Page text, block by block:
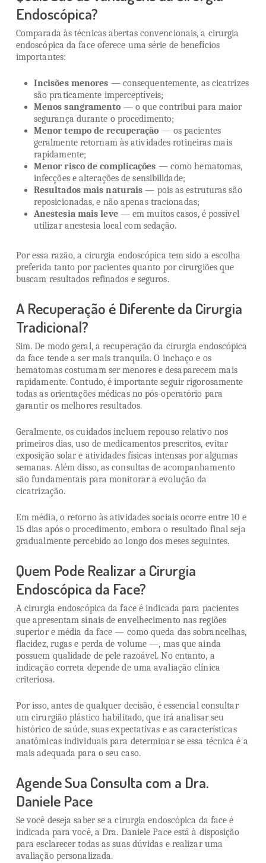
Endoscópica?
Comparada às técnicas abertas convencionais, a cirurgia
endoscópica da face oferece uma série de benefícios
importantes:
Incisões menores — consequentemente, as cicatrizes
são praticamente imperceptíveis;
Menos sangramento — o que contribui para maior
segurança durante o procedimento;
Menor tempo de recuperação — os pacientes
geralmente retornam às atividades rotineiras mais
rapidamente;
Menor risco de complicações — como hematomas,
infecções e alterações de sensibilidade;
Resultados mais naturais — pois as estruturas são
reposicionadas, e não apenas tracionadas;
Anestesia mais leve— em muitos casos, é possível
utilizar anestesia local com sedação.
Por essa razão, a cirurgia endoscópica tem sido a escolha
preferida tanto por pacientes quanto por cirurgiões que
buscam resultados refinados e seguros.
A Recuperação é Diferente da Cirurgia
Tradicional?
Sim. De modo geral, a recuperação da cirurgia endoscópica
da face tende a ser mais tranquila. O inchaço e os
hematomas costumam ser menores e desaparecem mais
rapidamente. Contudo, é importante seguir rigorosamente
todas as orientações médicas no pós-operatório para
garantir os melhores resultados.
Geralmente, os cuidados incluem repouso relativo nos
primeiros dias, uso de medicamentos prescritos, evitar
exposição solar e atividades físicas intensas por algumas
semanas. Além disso, as consultas de acompanhamento
são fundamentais para monitorar a evolução da
cicatrização.
Em média, o retorno às atividades sociais ocorre entre 10 e
15 dias após o procedimento, embora o resultado final seja
gradualmente percebido ao longo dos meses seguintes.
Quem Pode Realizar a Cirurgia
Endoscópica da Face?
A cirurgia endoscópica da face é indicada para pacientes
que apresentam sinais de envelhecimento nas regiões
superior e média da face — como queda das sobrancelhas,
flacidez, rugas e perda de volume —, mas que ainda
possuem qualidade de pele razoável. No entanto, a
indicação correta depende de uma avaliação clínica
criteriosa.
Por isso, antes de qualquer decisão, é essencial consultar
um cirurgião plástico habilitado, que irá analisar seu
histórico de saúde, suas expectativas e as características
anatômicas individuais para determinar se essa técnica é a
mais adequada para o seu caso.
Agende Sua Consulta com a Dra.
Daniele Pace
Se você deseja saber se a cirurgia endoscópica da face é
indicada para você, a Dra. Daniele Pace está à disposição
para esclarecer todas as suas dúvidas e realizar uma
avaliação personalizada.